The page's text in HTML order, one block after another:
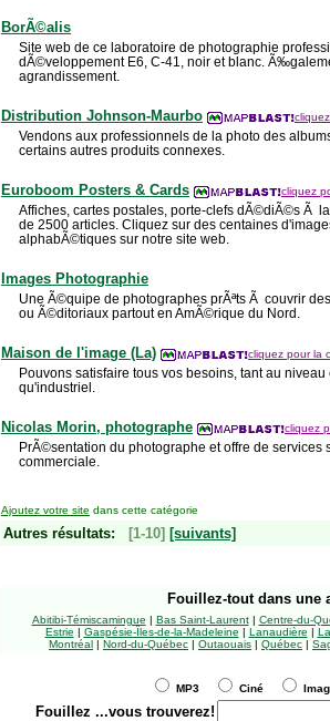
BorÃ©alis
Site web de ce laboratoire de photographie
dÃ©veloppement E6, C-41, noir et blanc.
agrandissement.
Distribution Johnson-Maurbo
Vendons aux professionnels de la photo des
certains autres produits connexes.
Euroboom Posters & Cards cliquez
Affiches, cartes postales, porte-clefs dÃ©diÃ©s Ã
de 2500 articles. Cliquez sur des centaines
alphabÃ©tiques sur notre site web.
Images Photographie
Une Ã©quipe de photographes prÃªts Ã couvrir
ou Ã©ditoriaux partout en AmÃ©rique du Nord.
Maison de l'image (La) cliquez pour la
Pouvons satisfaire tous vos besoins, tant au
qu'industriel.
Nicolas Morin, photographe cliquez
PrÃ©sentation du photographe et offre de services
commerciale.
Ajoutez votre site dans cette catégorie
Autres résultats: [1-10] [suivants]
Fouillez-tout dans une
Abitibi-Témiscamingue | Bas Saint-Laurent| Centre-du-
Estrie | Gaspésie-Îles-de-la-Madeleine | Lanaudière |
Montréal | Nord-du-Québec | Outaouais | Québec |
MP3 Ciné
Fouillez ...vous trouverez!